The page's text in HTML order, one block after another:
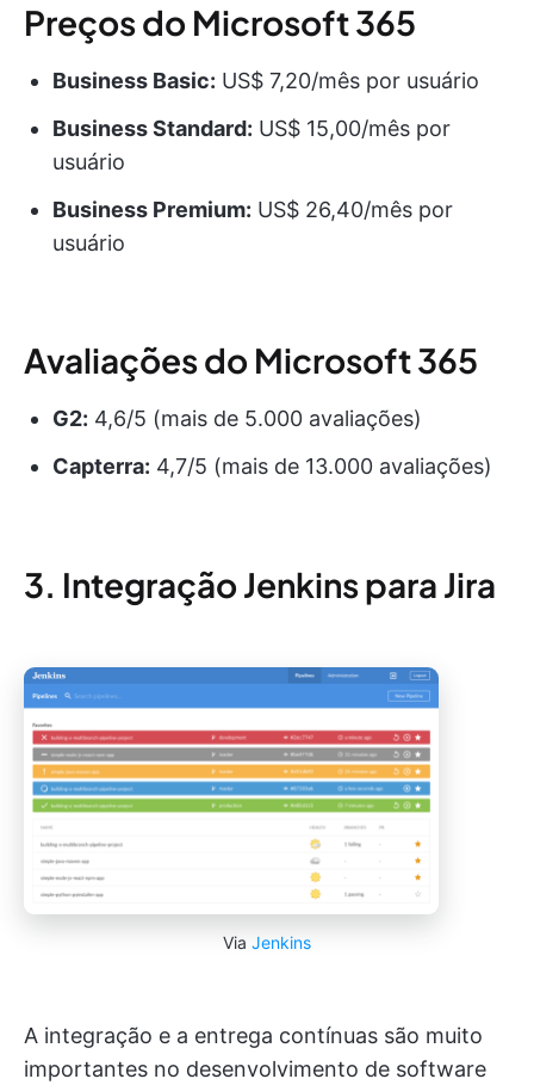
Preços do Microsoft 365
Business Basic: US$ 7,20/mês por usuário
Business Standard: US$ 15,00/mês por
usuário
Business Premium: US$ 26,40/mês por
usuário
Avaliações do Microsoft 365
G2: 4,6/5 (mais de 5.000 avaliações)
Capterra: 4,7/5 (mais de 13.000 avaliações)
3. Integração Jenkins para Jira
Via Jenkins
A integração e a entrega contínuas são muito
importantes no desenvolvimento de software